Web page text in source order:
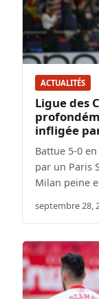
ACTUALITÉS
Ligue des
infligée
Battue 5-0
par un Paris
Milan peine
septembre 28,